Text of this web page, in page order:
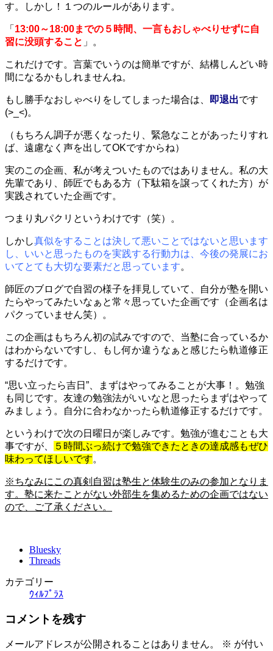
す。しかし！１つのルールがあります。
「 13:00～18:00までの５時間、一言もおしゃべりせずに自
習に没頭すること 」。
これだけです。言葉でいうのは簡単ですが、結構しんどい時
間になるかもしれませんね。
もし勝手なおしゃべりをしてしまった場合は、 即退出です
(>_<)。
（もちろん調子が悪くなったり、緊急なことがあったりすれ
ば、遠慮なく声を出してOKですからね）
実のこの企画、私が考えついたものではありません。私の大
先輩であり、師匠でもある方（下駄箱を譲ってくれた方）が
実践されていた企画です。
つまり丸パクリというわけです（笑）。
しかし真似をすることは決して悪いことではないと思います
し、いいと思ったものを実践する行動力は、今後の発展にお
いてとても大切な要素だと思っています。
師匠のブログで自習の様子を拝見していて、自分が塾を開い
たらやってみたいなぁと常々思っていた企画です（企画名は
パクっていません笑）。
この企画はもちろん初の試みですので、当塾に合っているか
はわからないですし、もし何か違うなぁと感じたら軌道修正
するだけです。
“思い立ったら吉日”、まずはやってみることが大事！。勉強
も同じです。友達の勉強法がいいなと思ったらまずはやって
みましょう。自分に合わなかったら軌道修正するだけです。
というわけで次の日曜日が楽しみです。勉強が進むことも大
事ですが、
５時間ぶっ続けで勉強できたときの達成感もぜひ
味わってほしいです。
※ちなみにこの真剣自習は塾生と体験生のみの参加となりま
す。塾に来たことがない外部生を集めるための企画ではない
ので、ご了承ください。
Bluesky
Threads
カテゴリー
ｳｨﾙﾌﾟﾗｽ
コメントを残す
メールアドレスが公開されることはありません。 ※ が付い